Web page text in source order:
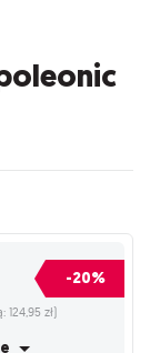
-20%
zł)